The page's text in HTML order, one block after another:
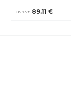
115.73 € 89.11 €